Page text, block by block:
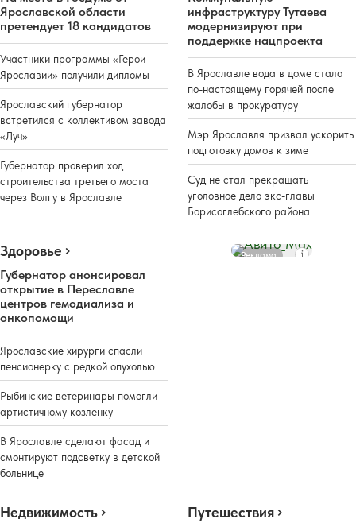
Ярославской области
претендует 18 кандидатов
Участники программы «Герои
Ярославии» получили дипломы
Ярославский губернатор
встретился с коллективом завода
«Луч»
Губернатор проверил ход
строительства третьего моста
через Волгу в Ярославле
инфраструктуру Тутаева
модернизируют при
поддержке нацпроекта
В Ярославле вода в доме стала
по-настоящему горячей после
жалобы в прокуратуру
Мэр Ярославля призвал ускорить
подготовку домов к зиме
Суд не стал прекращать
уголовное дело экс-главы
Борисоглебского района
Здоровье
Губернатор анонсировал
открытие в Переславле
центров гемодиализа и
онкопомощи
Ярославские хирурги спасли
пенсионерку с редкой опухолью
Рыбинские ветеринары помогли
артистичному козленку
В Ярославле сделают фасад и
смонтируют подсветку в детской
больнице
Реклама
Недвижимость Путешествия